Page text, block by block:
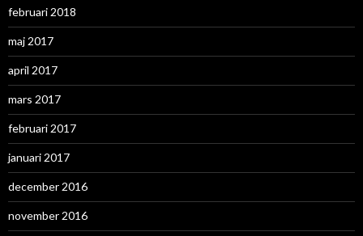
februari 2018
maj 2017
april 2017
mars 2017
februari 2017
januari 2017
december 2016
november 2016